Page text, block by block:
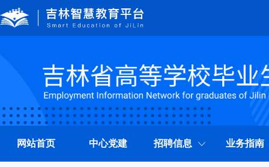
网站首页 中心党建 招聘信息 业务指南